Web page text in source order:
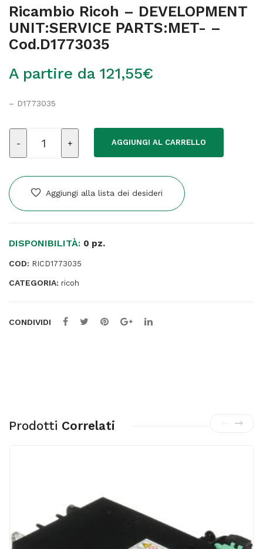
Ricambio Ricoh – DEVELOPMENT
UNIT:SERVICE PARTS:MET- –
Cod.D1773035
A partire da 121,55€
– D1773035
DEVELOPMENT
UNIT:SERVICE
quantità
AGGIUNGI AL CARRELLO
Aggiungi alla lista dei desideri
DISPONIBILITÀ: 0 pz.
COD: RICD1773035
CATEGORIA: ricoh
CONDIVIDI
Prodotti Correlati